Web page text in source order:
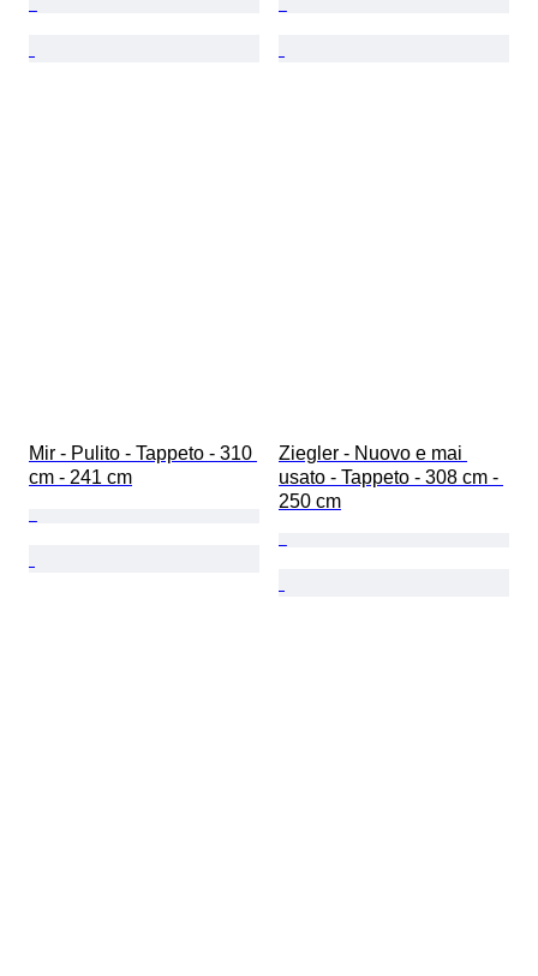
Mir - Pulito - Tappeto - 310
cm - 241 cm
Ziegler - Nuovo e mai
usato - Tappeto - 308 cm -
250 cm